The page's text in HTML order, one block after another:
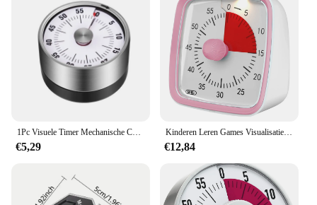
€5,29
Kinderen Leren Games Visualisatie Countdown Timer Student Zelfdiscipline Tijdmanager Multi-Scenario Gebruik Timer
€12,84